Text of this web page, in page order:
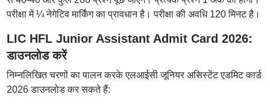
परीक्षा में ¼ नेगेटिव मार्किंग का प्रावधान है। परीक्षा की अवधि 120 मिनट है।
LIC HFL Junior Assistant Admit Card 2026:
डाउनलोड करें
निम्नलिखित चरणों का पालन करके एलआईसी जूनियर असिस्टेंट एडमिट कार्ड
2026 डाउनलोड कर सकते हैं: